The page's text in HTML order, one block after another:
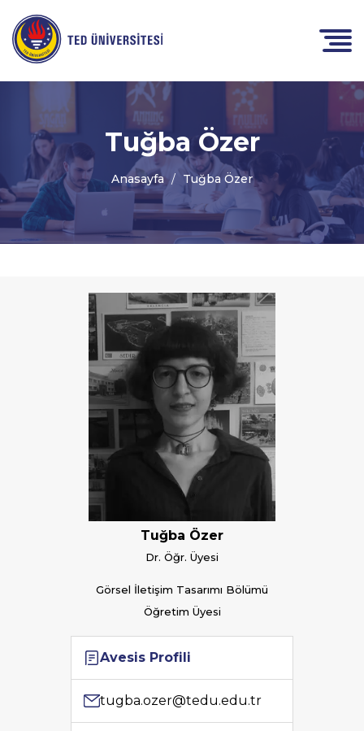
Tuğba Özer
Anasayfa Tuğba Özer
Tuğba Özer
Dr. Öğr. Üyesi
Görsel İletişim Tasarımı Bölümü
Öğretim Üyesi
Avesis Profili
tugba.ozer@tedu.edu.tr